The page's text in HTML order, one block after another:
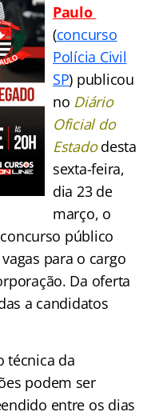
Paulo
(concurso
Polícia Civil
SP) publicou
no Diário
Oficial do
Estado desta
sexta-feira,
dia 23 de
março, o
público
para o cargo
Da oferta
a candidatos
técnica da
podem ser
entre os dias